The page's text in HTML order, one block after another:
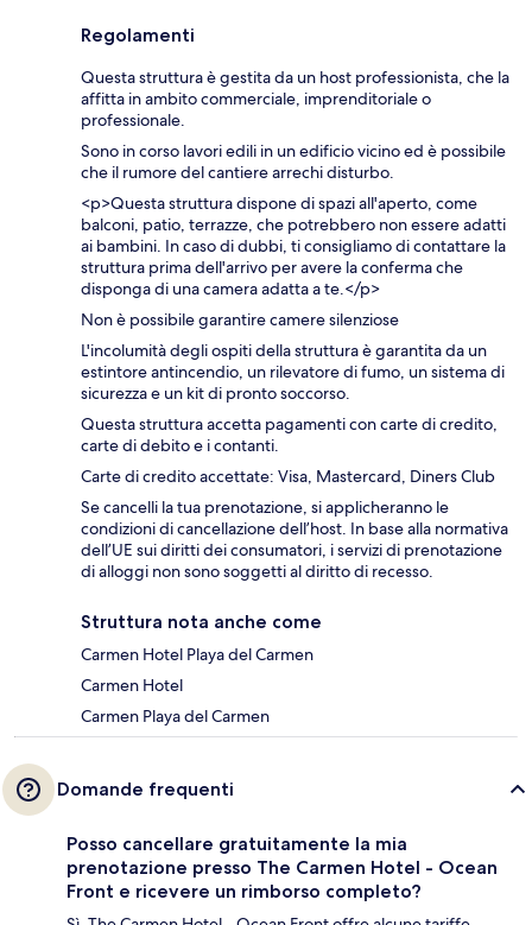
Regolamenti
Questa struttura è gestita da un host professionista, che la
affitta in ambito commerciale, imprenditoriale o
professionale.
Sono in corso lavori edili in un edificio vicino ed è possibile
che il rumore del cantiere arrechi disturbo.
<p>Questa struttura dispone di spazi all'aperto, come
balconi, patio, terrazze, che potrebbero non essere adatti
ai bambini. In caso di dubbi, ti consigliamo di contattare la
struttura prima dell'arrivo per avere la conferma che
disponga di una camera adatta a te.</p>
Non è possibile garantire camere silenziose
L'incolumità degli ospiti della struttura è garantita da un
estintore antincendio, un rilevatore di fumo, un sistema di
sicurezza e un kit di pronto soccorso.
Questa struttura accetta pagamenti con carte di credito,
carte di debito e i contanti.
Carte di credito accettate: Visa, Mastercard, Diners Club
Se cancelli la tua prenotazione, si applicheranno le
condizioni di cancellazione dell’host. In base alla normativa
dell’UE sui diritti dei consumatori, i servizi di prenotazione
di alloggi non sono soggetti al diritto di recesso.
Struttura nota anche come
Carmen Hotel Playa del Carmen
Carmen Hotel
Carmen Playa del Carmen
Domande frequenti
Posso cancellare gratuitamente la mia
prenotazione presso The Carmen Hotel - Ocean
Front e ricevere un rimborso completo?